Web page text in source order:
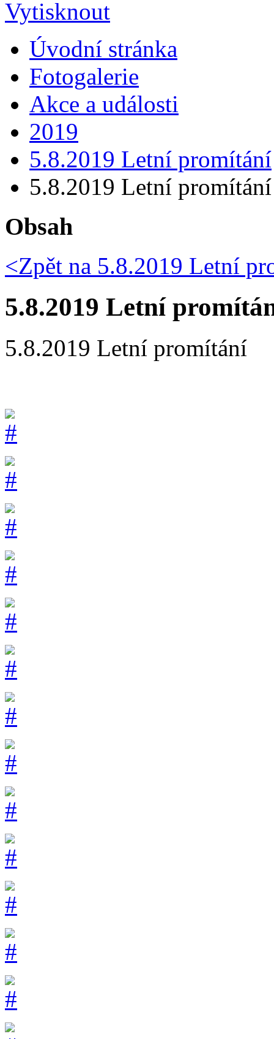
Úvodní stránka
Fotogalerie
Akce a události
2019
5.8.2019 Letní promítání
5.8.2019 Letní promítání
Obsah
<Zpět na 5.8.2019 Letní
5.8.2019 Letní
5.8.2019 Letní promítání